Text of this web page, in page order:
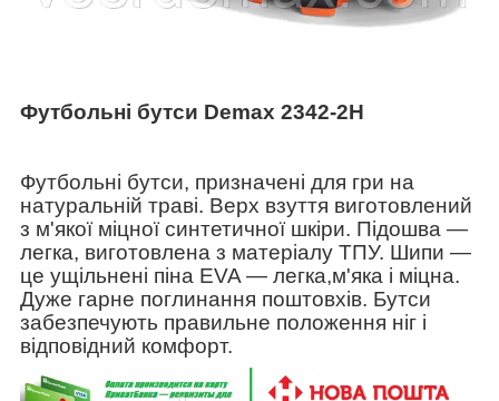
Футбольні бутси Demax 2342-2H
Футбольні бутси, призначені для гри на
натуральній траві. Верх взуття виготовлений
з м'якої міцної синтетичної шкіри. Підошва ―
легка, виготовлена з матеріалу ТПУ. Шипи ―
це ущільнені піна EVA ― легка,м'яка і міцна.
Дуже гарне поглинання поштовхів. Бутси
забезпечують правильне положення ніг і
відповідний комфорт.